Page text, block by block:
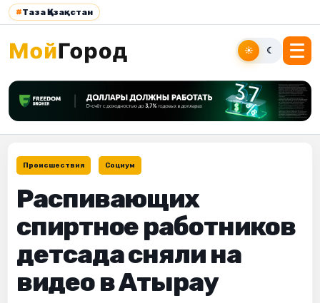
#Таза Қазақстан
☀ ☾
Происшествия Социум
Распивающих
спиртное работников
детсада сняли на
видео в Атырау